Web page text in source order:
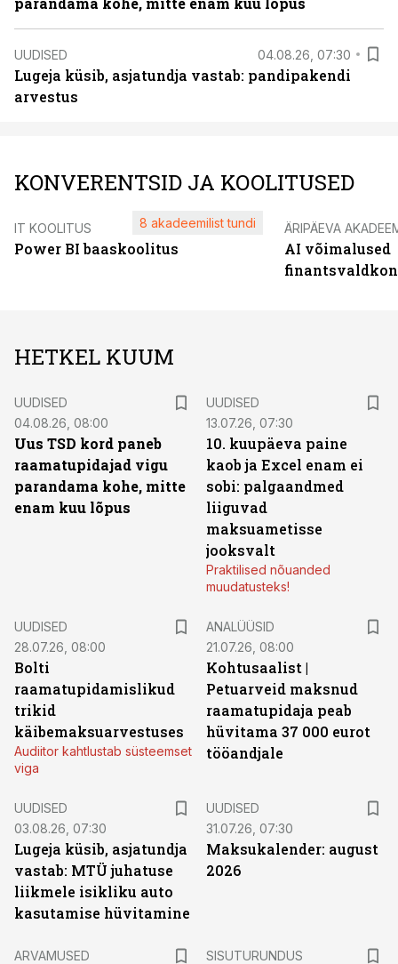
UUDISED 04.08.26, 07:30
Lugeja küsib, asjatundja vastab: pandipakendi
arvestus
KONVERENTSID JA KOOLITUSED
IT KOOLITUS
Power BI baaskoolitus
8 akadeemilist tundi ÄRIPÄEVA
AI võimalused
HETKEL KUUM
UUDISED
04.08.26, 08:00
Uus TSD kord paneb
raamatupidajad vigu
parandama kohe, mitte
enam kuu lõpus
UUDISED
13.07.26, 07:30
10. kuupäeva paine
kaob ja Excel enam ei
sobi: palgaandmed
liiguvad
maksuametisse
jooksvalt
Praktilised nõuanded
muudatusteks!
UUDISED
28.07.26, 08:00
Bolti
raamatupidamislikud
trikid
käibemaksuarvestuses
Audiitor kahtlustab süsteemset
viga
ANALÜÜSID
21.07.26, 08:00
Kohtusaalist |
Petuarveid maksnud
raamatupidaja peab
hüvitama 37 000 eurot
tööandjale
UUDISED
03.08.26, 07:30
Lugeja küsib, asjatundja
vastab: MTÜ juhatuse
liikmele isikliku auto
kasutamise hüvitamine
UUDISED
31.07.26, 07:30
Maksukalender: august
2026
ARVAMUSED
SISUTURUNDUS